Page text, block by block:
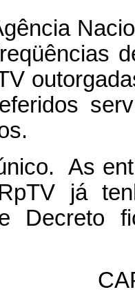
As
já
Decreto